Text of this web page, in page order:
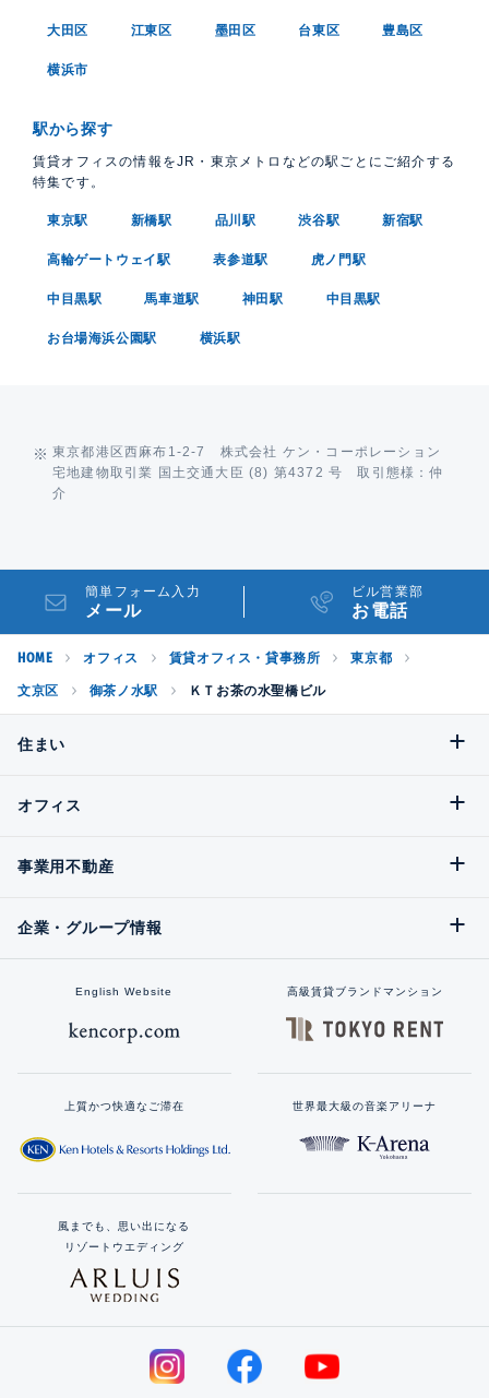
大田区 江東区 墨田区 台東区 豊島区
横浜市
駅から探す
賃貸オフィスの情報をJR・東京メトロなどの駅ごとにご紹介する
特集です。
東京駅 新橋駅 品川駅 渋谷駅 新宿駅
高輪ゲートウェイ駅 表参道駅 虎ノ門駅
中目黒駅 馬車道駅 神田駅 中目黒駅
お台場海浜公園駅 横浜駅
東京都港区西麻布1-2-7 株式会社 ケン・コーポレーション
宅地建物取引業 国土交通大臣 (8) 第4372 号 取引態様：仲
介
簡単フォーム入力
メール
ビル営業部
お電話
HOME オフィス 賃貸オフィス・貸事務所 東京都
文京区 御茶ノ水駅 ＫＴお茶の水聖橋ビル
住まい
オフィス
事業用不動産
企業・グループ情報
English Website 高級賃貸ブランドマンション
上質かつ快適なご滞在 世界最大級の音楽アリーナ
風までも、思い出になる
リゾートウエディング